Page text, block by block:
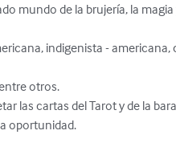
mundo de la brujería, la magia
indigenista - americana,
otros.
las cartas del Tarot y de la
oportunidad.